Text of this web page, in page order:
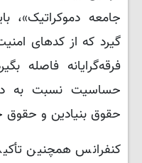
جامعه دموکراتیک»،
گیرد که از کدهای
فرقه‌گرایانه فاصله
حساسیت نسبت به
حقوق بنیادین و حقوق
کنفرانس همچنین